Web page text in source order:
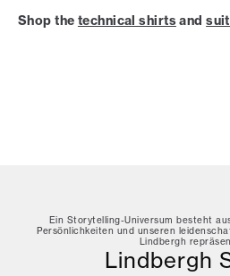
Shop the technical shirts and
Ein Storytelling-Universum besteht
Persönlichkeiten und unseren
Lindbergh
Lindbergh